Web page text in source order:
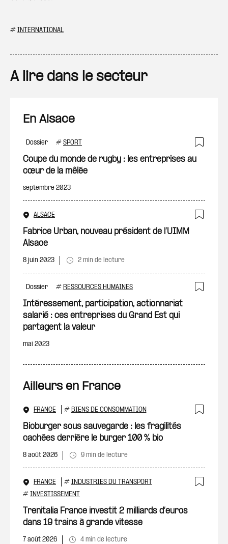
# INTERNATIONAL
A lire dans le secteur
En Alsace
Dossier # SPORT
Coupe du monde de rugby : les entreprises au
cœur de la mêlée
septembre 2023
ALSACE
Fabrice Urban, nouveau président de l’UIMM
Alsace
8 juin 2023 2 min de lecture
Dossier # RESSOURCES HUMAINES
Intéressement, participation, actionnariat
salarié : ces entreprises du Grand Est qui
partagent la valeur
mai 2023
Ailleurs en France
FRANCE # BIENS DE CONSOMMATION
Bioburger sous sauvegarde : les fragilités
cachées derrière le burger 100 % bio
8 août 2026 9 min de lecture
FRANCE # INDUSTRIES DU TRANSPORT
# INVESTISSEMENT
Trenitalia France investit 2 milliards d’euros
dans 19 trains à grande vitesse
7 août 2026 4 min de lecture